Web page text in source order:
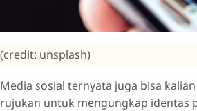
(credit: unsplash)
Media sosial ternyata juga bisa
rujukan untuk mengungkap identas